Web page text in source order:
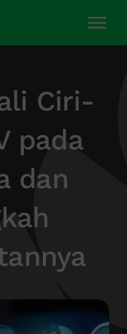
Ciri-
pada
dan